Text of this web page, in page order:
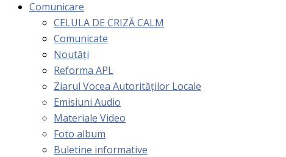
Comunicare
CELULA DE CRIZĂ CALM
Comunicate
Noutăți
Reforma APL
Ziarul Vocea Autorităților Locale
Emisiuni Audio
Materiale Video
Foto album
Buletine informative